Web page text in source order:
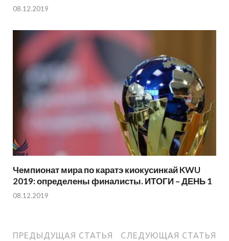
08.12.2019
Чемпионат мира по каратэ киокусинкай KWU
2019: определены финалисты. ИТОГИ – ДЕНЬ 1
08.12.2019
ПРЕДЫДУЩАЯ СТАТЬЯ СЛЕДУЮЩАЯ СТАТЬЯ